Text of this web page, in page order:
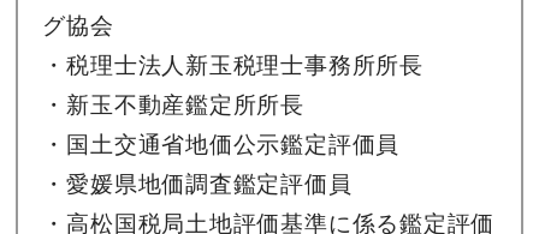
グ協会
・税理士法人新玉税理士事務所所長
・新玉不動産鑑定所所長
・国土交通省地価公示鑑定評価員
・愛媛県地価調査鑑定評価員
・高松国税局土地評価基準に係る鑑定評価